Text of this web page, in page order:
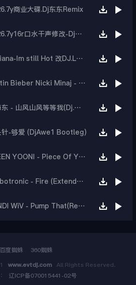
商业大碟.Dj东东Remix
【沈风串烧】2K26.7y16r口水干声修改-Dj东东Remix
【沈风外文】Luciana-Im still Hot 改DJ.LoZe
【沈风外文】Justin Bieber Nicki Minaj - Beauty And A Beat (DjHope小春 Extended Mix)
【沈风中文】万海东 - 山风山风等等我(Dj.阿洋 Extended Mix)
针-够爱 (DjAwe1 Bootleg)
【韩风弹跳】VEEEN YOONI - Piece Of Your Heart (Remix)
【韩风弹跳】Turbotronic - Fire (Extended Mix)
【韩风弹跳】TENDI WiV - Pump That(Remix)
百度蜘蛛 360蜘蛛
www.evtdj.com
All Rights Reserved.
辽ICP备070015441-02号